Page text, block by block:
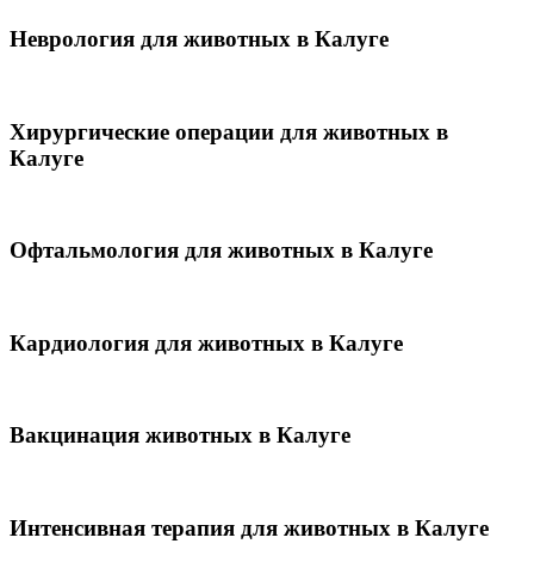
Неврология для животных в Калуге
Хирургические операции для животных в
Калуге
Офтальмология для животных в Калуге
Кардиология для животных в Калуге
Вакцинация животных в Калуге
Интенсивная терапия для животных в Калуге